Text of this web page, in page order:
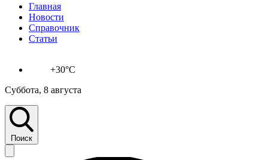
Главная
Новости
Справочник
Статьи
+30°C
Суббота, 8 августа
Поиск